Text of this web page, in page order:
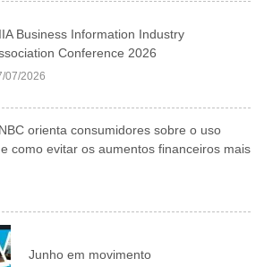
Business Information Industry
Conference 2026
07/2026
orienta consumidores sobre o uso
como evitar os aumentos financeiros mais
Junho em movimento